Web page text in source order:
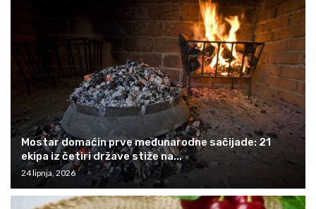
Mostar domaćin prve međunarodne sačijade: 21
ekipa iz četiri države stiže na...
24 lipnja, 2026